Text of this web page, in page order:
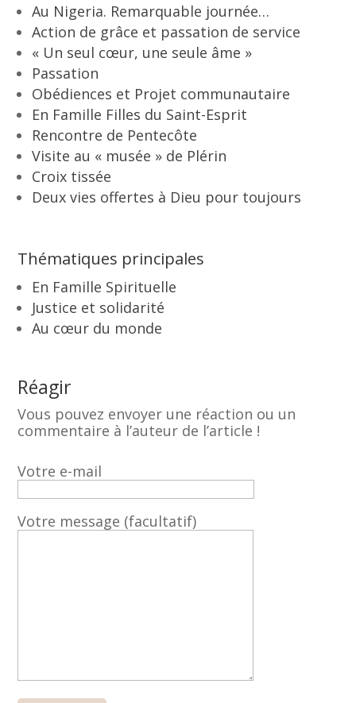
Au Nigeria. Remarquable journée…
Action de grâce et passation de service
« Un seul cœur, une seule âme »
Passation
Obédiences et Projet communautaire
En Famille Filles du Saint-Esprit
Rencontre de Pentecôte
Visite au « musée » de Plérin
Croix tissée
Deux vies offertes à Dieu pour toujours
Thématiques principales
En Famille Spirituelle
Justice et solidarité
Au cœur du monde
Réagir
Vous pouvez envoyer une réaction ou un
commentaire à l’auteur de l’article !
Votre e-mail
Votre message (facultatif)